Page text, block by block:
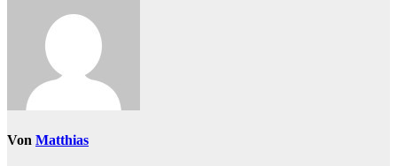
Von Matthias